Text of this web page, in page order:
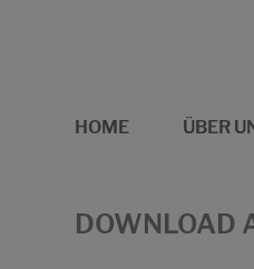
HOME ÜBER
DOWNLOAD